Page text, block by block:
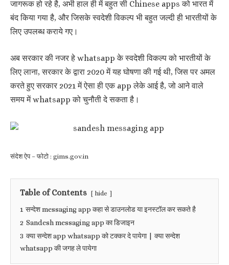
जागरूक हो रहे है, अभी हाल ही में बहुत सी Chinese apps को भारत में
बंद किया गया है, और जिसके स्वदेशी विकल्प भी बहुत जल्दी ही भारतीयों के
लिए उपलब्ध कराये गए।
अब सरकार की नजर हे whatsapp के स्वदेशी विकल्प को भारतीयों के
लिए लाना, सरकार के द्वारा 2020 में यह घोषणा की गई थी, जिस पर अमल
करते हुए सरकार 2021 में ऐसा ही एक app लेके आई है, जो आने वाले
समय में whatsapp को चुनौती दे सकता है।
संदेश ऐप – फोटो : gims.gov.in
Table of Contents hide
1 सन्देश messaging app कहा से डाउनलोड या इनस्टॉल कर सकते है
2 Sandesh messaging app का डिजाइन
3 क्या सन्देश app whatsapp को टक्कर दे पायेगा | क्या सन्देश
whatsapp की जगह ले पायेगा